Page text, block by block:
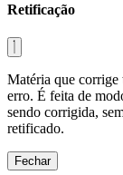
Retificação
Matéria que corrige
erro. É feita de
sendo corrigida,
retificado.
Fechar